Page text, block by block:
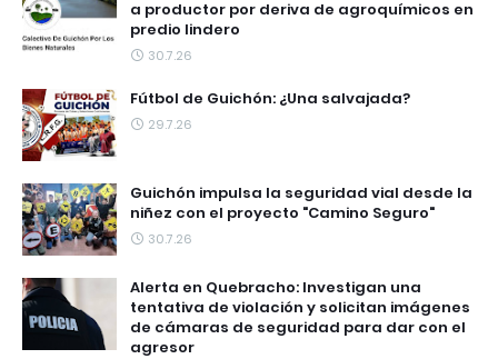
a productor por deriva de agroquímicos en
predio lindero
30.7.26
Fútbol de Guichón: ¿Una salvajada?
29.7.26
Guichón impulsa la seguridad vial desde la
niñez con el proyecto "Camino Seguro"
30.7.26
Alerta en Quebracho: Investigan una
tentativa de violación y solicitan imágenes
de cámaras de seguridad para dar con el
agresor